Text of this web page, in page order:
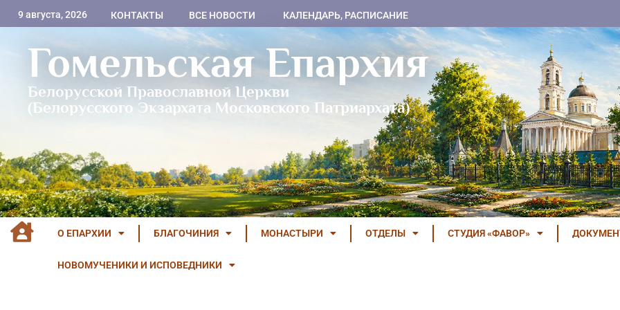
9 августа, 2026 КОНТАКТЫ ВСЕ НОВОСТИ КАЛЕНДАРЬ, РАСПИСАНИЕ
Гомельская Епархия
Белорусской Православной Церкви
(Белорусского Экзархата Московского Патриархата)
О ЕПАРХИИ БЛАГОЧИНИЯ МОНАСТЫРИ ОТДЕЛЫ СТУДИЯ «ФАВОР»
НОВОМУЧЕНИКИ И ИСПОВЕДНИКИ